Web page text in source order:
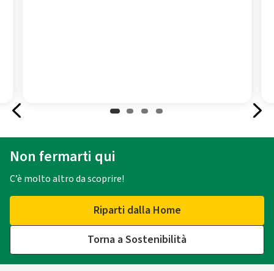
Non fermarti qui
C’è molto altro da scoprire!
Riparti dalla Home
Torna a Sostenibilità